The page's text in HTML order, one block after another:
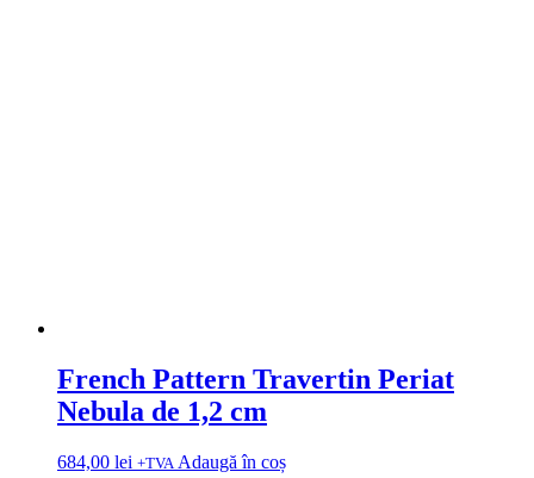
French Pattern Travertin Periat
Nebula de 1,2 cm
684,00 lei +TVA Adaugă în coș